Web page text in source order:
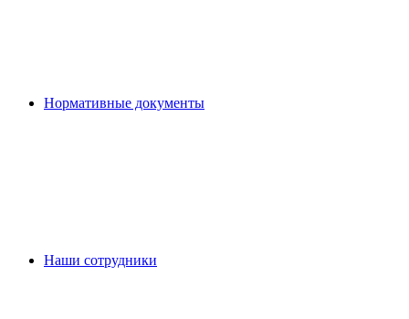
Нормативные документы
Наши сотрудники